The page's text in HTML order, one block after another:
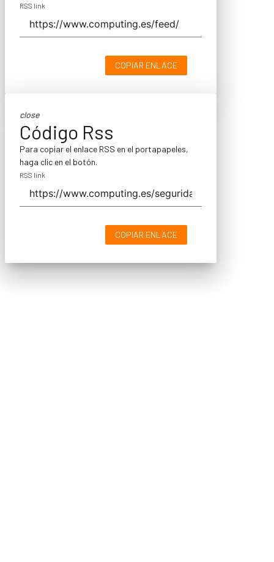
RSS link
COPIAR ENLACE
close
Código Rss
Para copiar el enlace RSS en el portapapeles,
haga clic en el botón.
RSS link
COPIAR ENLACE